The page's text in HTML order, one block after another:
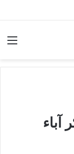
آباء